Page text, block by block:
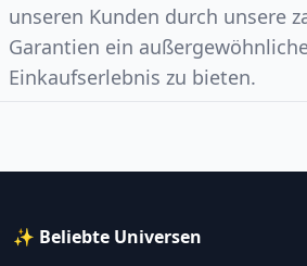
unseren Kunden durch unsere
Garantien ein
Einkaufserlebnis zu bieten.
✨ Beliebte Universen